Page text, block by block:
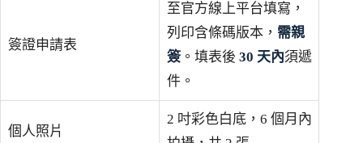
簽證申請表
至官方線上平台填寫，
列印含條碼版本， 需親
簽。填表後 30 天內須遞
件。
個人照片
2 吋彩色白底，6 個月內